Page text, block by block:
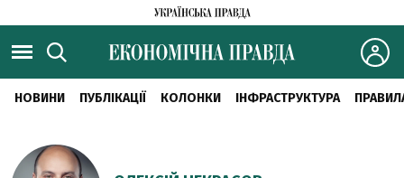
НОВИНИ ПУБЛІКАЦІЇ КОЛОНКИ ІНФРАСТРУКТУРА